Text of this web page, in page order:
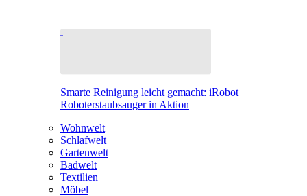
Smarte Reinigung leicht gemacht: iRobot
Roboterstaubsauger in Aktion
Wohnwelt
Schlafwelt
Gartenwelt
Badwelt
Textilien
Möbel